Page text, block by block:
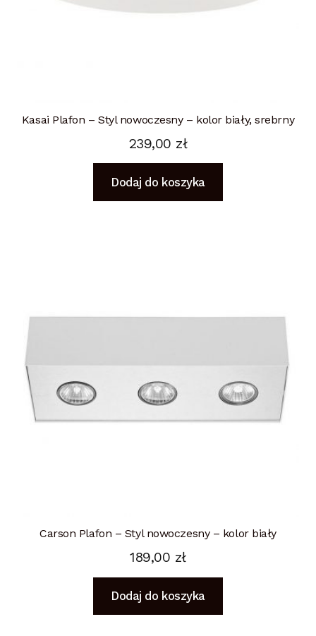
Kasai Plafon – Styl nowoczesny – kolor biały, srebrny
239,00 zł
Dodaj do koszyka
Carson Plafon – Styl nowoczesny – kolor biały
189,00 zł
Dodaj do koszyka